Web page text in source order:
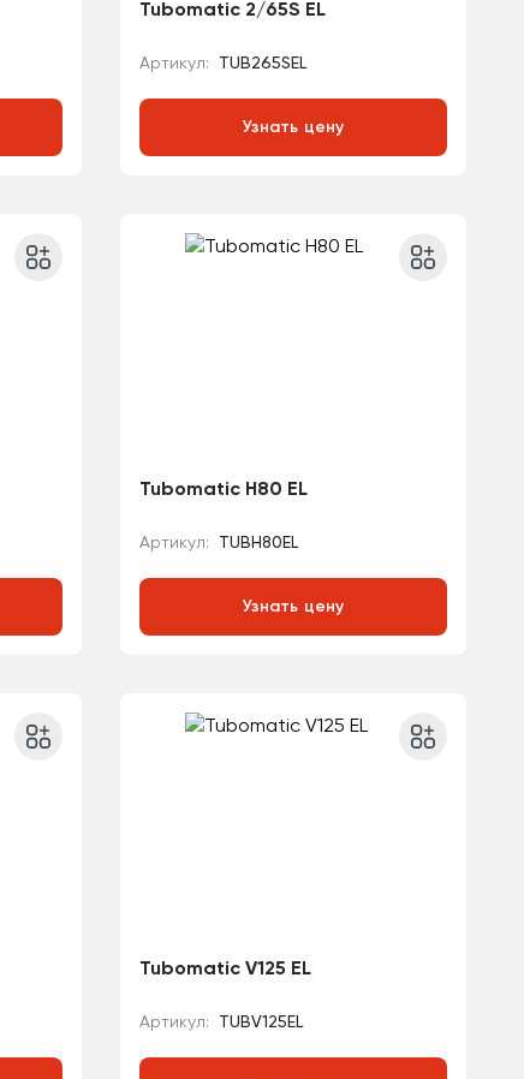
Tubomatic 2/65S EL
Артикул: TUB265SEL
Узнать цену
Tubomatic H80 EL
Артикул: TUBH80EL
Узнать цену
Tubomatic V125 EL
Артикул: TUBV125EL